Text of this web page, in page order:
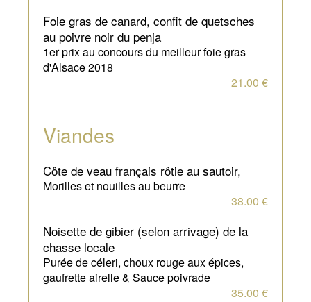
foie gras de canard, confit de quetsches
au poivre noir du penja
1er prix au concours du meilleur foie gras
d'Alsace 2018
21.00 €
Viandes
côte de veau français rôtie au sautoir,
Morilles et nouilles au beurre
38.00 €
noisette de gibier (selon arrivage) de la
chasse locale
Purée de céleri, choux rouge aux épices,
gaufrette airelle & Sauce poivrade
35.00 €